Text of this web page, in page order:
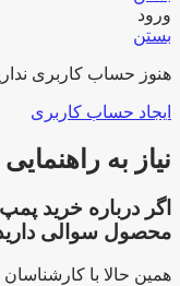
ورود
بستن
هنوز حساب کاربری
ایجاد حساب کاربری
نیاز به
اگر درباره خرید
محصول سوالی
همین حالا با